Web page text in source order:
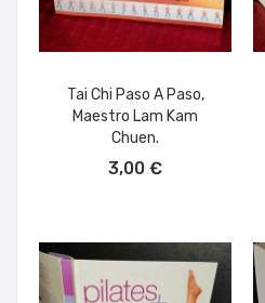
Tai Chi Paso A Paso,
Maestro Lam Kam
Chuen.
3,00 €